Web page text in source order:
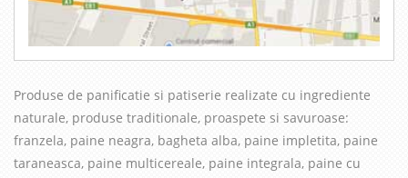
Produse de panificatie si patiserie realizate cu ingrediente
naturale, produse traditionale, proaspete si savuroase:
franzela, paine neagra, bagheta alba, paine impletita, paine
taraneasca, paine multicereale, paine integrala, paine cu